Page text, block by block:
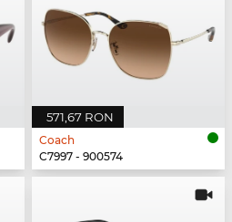
571,67 RON
Coach
C7997 - 900574